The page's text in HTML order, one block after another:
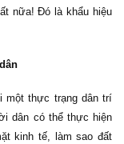
nữa! Đó là khẩu hiệu
một thực trạng dân trí
dân có thể thực hiện
kinh tế, làm sao đất